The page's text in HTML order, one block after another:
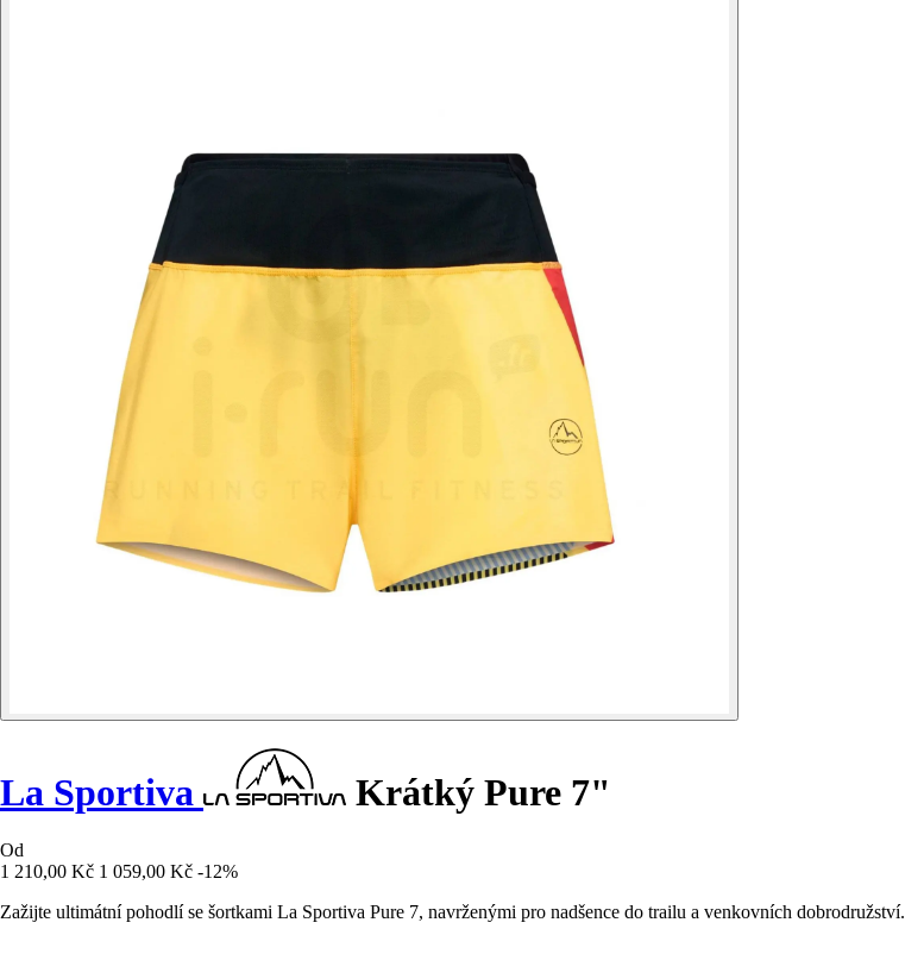
La Sportiva Krátký Pure 7"
Od
1 210,00 Kč 1 059,00 Kč -12%
Zažijte ultimátní pohodlí se šortkami La Sportiva Pure 7, navrženými pro nadšence do trailu a venkovních dobrodružství.